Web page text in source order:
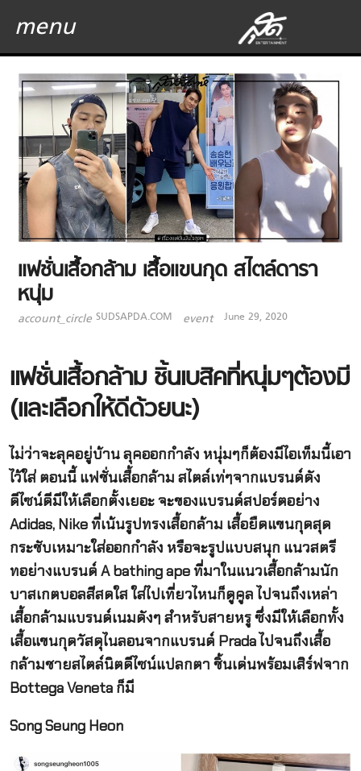
menu
แฟชั่นเสื้อกล้าม เสื้อแขนกุด สไตล์ดารา
หนุ่ม
account_circle SUDSAPDA.COM event June 29, 2020
แฟชั่นเสื้อกล้าม ชิ้นเบสิคที่หนุ่มๆต้องมี
(และเลือกให้ดีด้วยนะ)
ไม่ว่าจะลุคอยู่บ้าน ลุคออกกำลัง หนุ่มๆก็ต้องมีไอเท็มนี้เอา
ไว้ใส่ ตอนนี้ แฟชั่นเสื้อกล้าม สไตล์เท่ๆจากแบรนด์ดัง
ดีไซน์ดีมีให้เลือกตั้งเยอะ จะของแบรนด์สปอร์ตอย่าง
Adidas, Nike ที่เน้นรูปทรงเสื้อกล้าม เสื้อยืดแขนกุดสุด
กระชับเหมาะใส่ออกกำลัง หรือจะรูปแบบสนุก แนวสตรี
ทอย่างแบรนด์ A bathing ape ที่มาในแนวเสื้อกล้ามนัก
บาสเกตบอลสีสดใส ใส่ไปเที่ยวไหนก็ดูคูล ไปจนถึงเหล่า
เสื้อกล้ามแบรนด์เนมดังๆ สำหรับสายหรู ซึ่งมีให้เลือกทั้ง
เสื้อแขนกุดวัสดุไนลอนจากแบรนด์ Prada ไปจนถึงเสื้อ
กล้ามชายสไตล์นิตดีไซน์แปลกตา ชิ้นเด่นพร้อมเสิร์ฟจาก
Bottega Veneta ก็มี
Song Seung Heon